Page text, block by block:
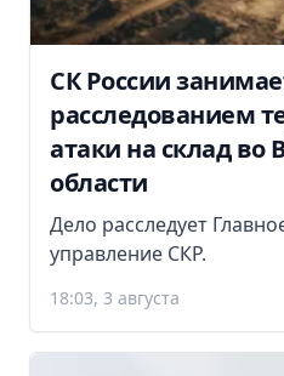
СК России
расследованием
атаки на склад во
области
Дело расследует
управление СКР.
18:03, 3 августа